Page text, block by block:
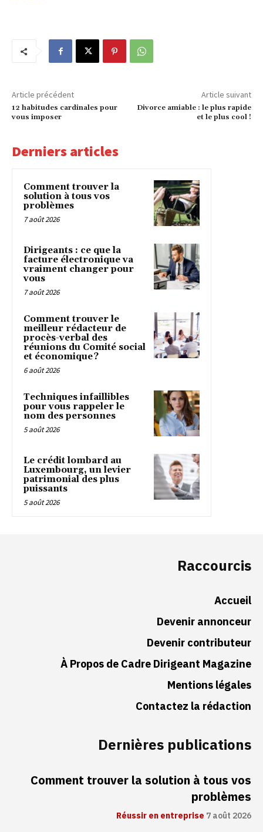
Article précédent
12 habitudes cardinales pour
vous imposer
Article suivant
Divorce amiable : le plus rapide
et le plus cool !
Derniers articles
Comment trouver la
solution à tous vos
problèmes
7 août 2026
Dirigeants : ce que la
facture électronique va
vraiment changer pour
vous
7 août 2026
Comment trouver le
meilleur rédacteur de
procès-verbal des
réunions du Comité social
et économique ?
6 août 2026
Techniques infaillibles
pour vous rappeler le
nom des personnes
5 août 2026
Le crédit lombard au
Luxembourg, un levier
patrimonial des plus
puissants
5 août 2026
Raccourcis
Accueil
Devenir annonceur
Devenir contributeur
À Propos de Cadre Dirigeant Magazine
Mentions légales
Contactez la rédaction
Dernières publications
Comment trouver la solution à tous vos
problèmes
Réussir en entreprise 7 août 2026